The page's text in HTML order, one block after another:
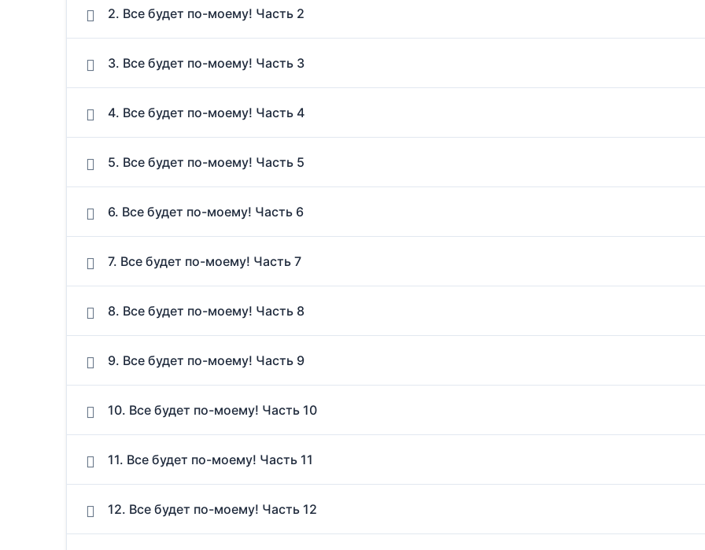
2. Все будет по-моему! Часть 2
3. Все будет по-моему! Часть 3
4. Все будет по-моему! Часть 4
5. Все будет по-моему! Часть 5
6. Все будет по-моему! Часть 6
7. Все будет по-моему! Часть 7
8. Все будет по-моему! Часть 8
9. Все будет по-моему! Часть 9
10. Все будет по-моему! Часть 10
11. Все будет по-моему! Часть 11
12. Все будет по-моему! Часть 12